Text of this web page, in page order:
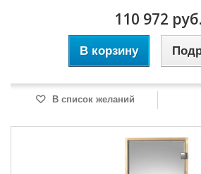
110 972 руб.
В корзину
В список желаний